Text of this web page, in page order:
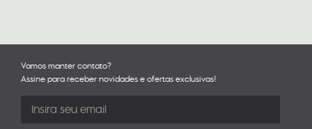
Vamos manter contato?
Assine para receber novidades e ofertas exclusivas!